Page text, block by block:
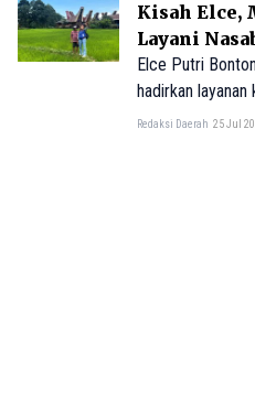
Kisah Elce,
Layani
Toraja Utara
Elce Putri
hadirkan
(Tertinggal,
Redaksi Daerah 25 Jul